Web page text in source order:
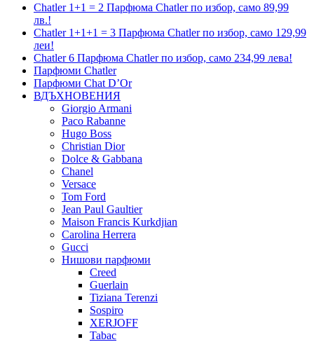
Chatler 1+1 = 2 Парфюма Chatler по избор, само 89,99
лв.!
Chatler 1+1+1 = 3 Парфюма Chatler по избор, само 129,99
леи!
Chatler 6 Парфюма Chatler по избор, само 234,99 лева!
Парфюми Chatler
Парфюми Chat D’Or
ВДЪХНОВЕНИЯ
Giorgio Armani
Paco Rabanne
Hugo Boss
Christian Dior
Dolce & Gabbana
Chanel
Versace
Tom Ford
Jean Paul Gaultier
Maison Francis Kurkdjian
Carolina Herrera
Gucci
Нишови парфюми
Creed
Guerlain
Tiziana Terenzi
Sospiro
XERJOFF
Tabac